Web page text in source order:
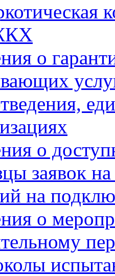
о
о
заявок
на
о